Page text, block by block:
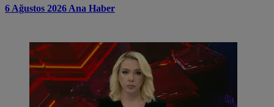
6 Ağustos 2026 Ana Haber